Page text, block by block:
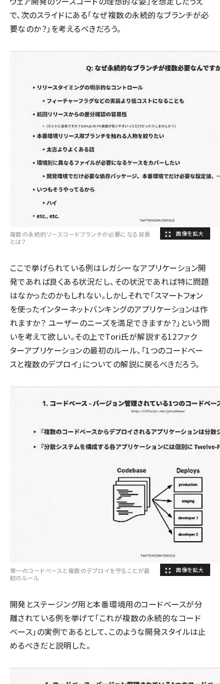
で、次のスライドにある「なぜ複数の永続的なブランチが必
要なのか？」を考えるべきだろう。
複数の永続的ソースコードブランチが必要になる背景
とは？
ここで挙げられている例はレガシーなアプリケーション開
発であれば良くある状況だし、その状況であれば特に問題
はなかったのかもしれない。しかしそれで「スマートフォン
を使ったインターネットバンキングのアプリケーションは作
れますか？ ユーザーのニーズを満足できますか？」という問
いを考えて欲しい。その上でTori氏が解説する12ファク
ターアプリケーションの最初のルール、「1つのコードベー
スと複数のデプロイ」についての解説に戻るべきだろう。
単一のコードベースと複数のデプロイを守ることが最
初のルール
開発とステージング用と本番環境用のコードベースが分
離されている例を挙げて「これが複数の永続的なコード
ベース」の実例であるとして、このような開発スタイルは止
めるべきだと説明した。